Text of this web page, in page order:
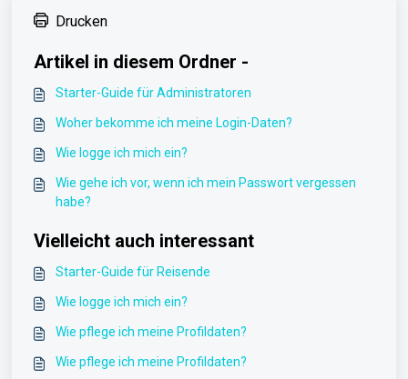
Drucken
Artikel in diesem Ordner -
Starter-Guide für Administratoren
Woher bekomme ich meine Login-Daten?
Wie logge ich mich ein?
Wie gehe ich vor, wenn ich mein Passwort vergessen
habe?
Vielleicht auch interessant
Starter-Guide für Reisende
Wie logge ich mich ein?
Wie pflege ich meine Profildaten?
Wie pflege ich meine Profildaten?